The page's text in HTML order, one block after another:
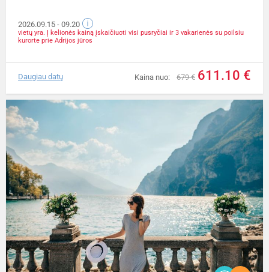
2026.09.15 - 09.20
vietų yra. Į kelionės kainą įskaičiuoti visi pusryčiai ir 3 vakarienės su poilsiu
kurorte prie Adrijos jūros
Kaina nuo: 679 € 611.10 €
Daugiau datų